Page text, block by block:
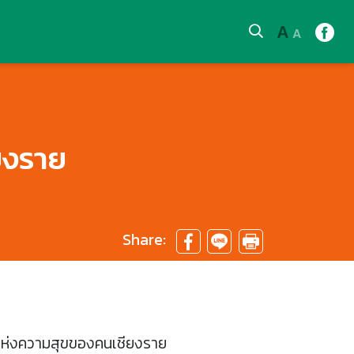
A A
ราย
Share:
งความสุขของคนเชียงราย